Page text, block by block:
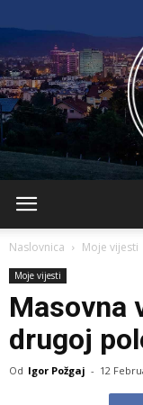
Naslovnica Moje vijesti
Moje vijesti
Masovna
drugoj
Od Igor Požgaj - 12